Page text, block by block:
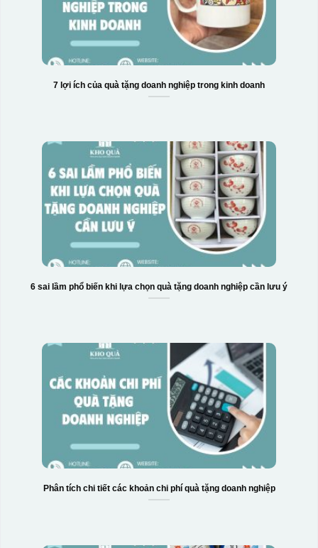
Hộp xi biểu trưng
7 lợi ích của quà tặng doanh nghiệp trong kinh doanh
6 sai lầm phổ biến khi lựa chọn quà tặng doanh nghiệp cần lưu ý
Phân tích chi tiết các khoản chi phí quà tặng doanh nghiệp